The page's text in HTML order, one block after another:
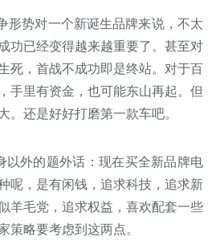
形势对一个新诞生品牌来说，不太
功已经变得越来越重要了。甚至对
死，首战不成功即是终站。对于百
手里有资金，也可能东山再起。但
。还是好好打磨第一款车吧。
以外的题外话：现在买全新品牌电
呢，是有闲钱，追求科技，追求新
羊毛党，追求权益，喜欢配套一些
策略要考虑到这两点。